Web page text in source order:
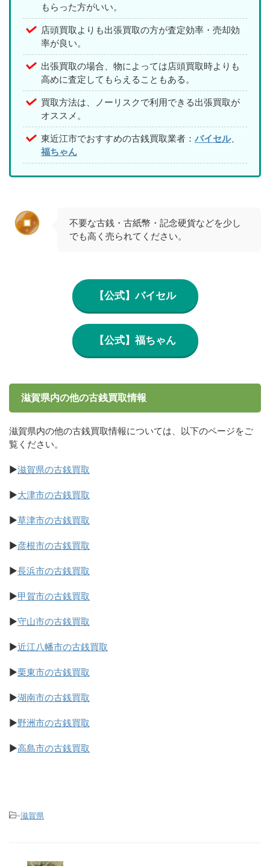
もらった方がいい。
店頭買取よりも出張買取の方が査定効率・売却効
率が良い。
出張買取の場合、物によっては店頭買取時よりも
高めに査定してもらえることもある。
買取方法は、ノーリスクで利用できる出張買取が
オススメ。
東近江市でおすすめの古銭買取業者： バイセル、
福ちゃん
不要な古銭・古紙幣・記念硬貨などを少し
でも高く売られてください。
【公式】バイセル
【公式】福ちゃん
滋賀県内の他の古銭買取情報
滋賀県内の他の古銭買取情報については、以下のページをご
覧ください。
▶滋賀県の古銭買取
▶大津市の古銭買取
▶草津市の古銭買取
▶彦根市の古銭買取
▶長浜市の古銭買取
▶甲賀市の古銭買取
▶守山市の古銭買取
▶近江八幡市の古銭買取
▶栗東市の古銭買取
▶湖南市の古銭買取
▶野洲市の古銭買取
▶高島市の古銭買取
-滋賀県